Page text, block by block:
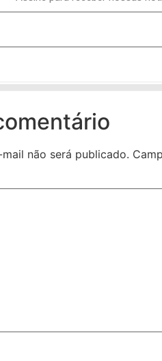
não será publicado.